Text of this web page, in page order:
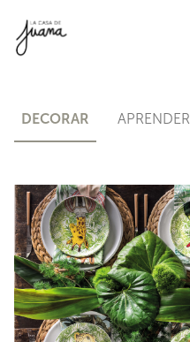
DECORAR APRENDER